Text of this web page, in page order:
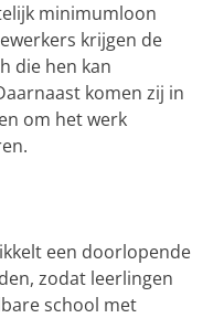
minimumloon
krijgen de
die hen kan
komen zij in
om het werk
een doorlopende
zodat leerlingen
school met